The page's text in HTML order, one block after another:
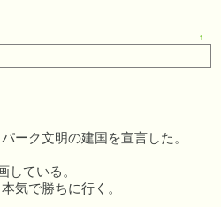
↑
ーク文明の建国を宣言した。
ている。
気で勝ちに行く。